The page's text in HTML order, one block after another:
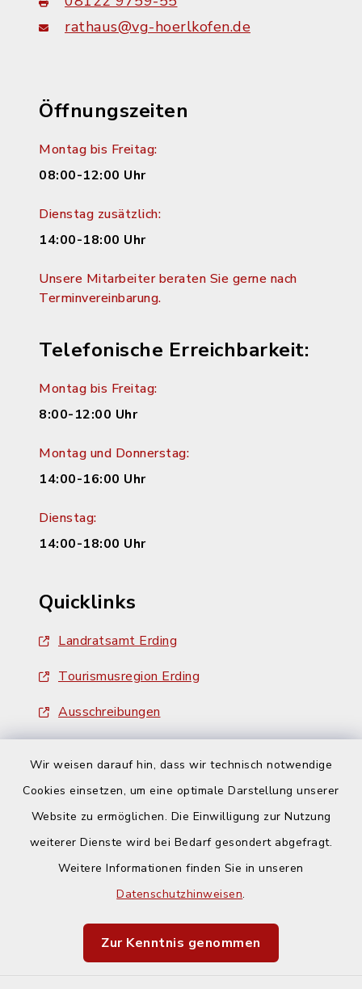
Wir weisen darauf hin, dass wir technisch notwendige
Cookies einsetzen, um eine optimale Darstellung unserer
Website zu ermöglichen. Die Einwilligung zur Nutzung
weiterer Dienste wird bei Bedarf gesondert abgefragt.
Weitere Informationen finden Sie in unseren
Datenschutzhinweisen.
Zur Kenntnis genommen
rathaus@vg-hoerlkofen.de
Öffnungszeiten
Montag bis Freitag:
08:00-12:00 Uhr
Dienstag zusätzlich:
14:00-18:00 Uhr
Unsere Mitarbeiter beraten Sie gerne nach
Terminvereinbarung.
Telefonische Erreichbarkeit:
Montag bis Freitag:
8:00-12:00 Uhr
Montag und Donnerstag:
14:00-16:00 Uhr
Dienstag:
14:00-18:00 Uhr
Quicklinks
Landratsamt Erding
Tourismusregion Erding
Ausschreibungen
Barrierefreiheit
Impressum